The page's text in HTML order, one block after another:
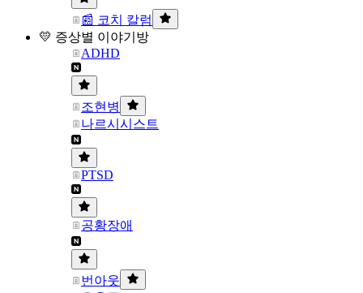
📰 코치 칼럼
💛 증상별 이야기방
ADHD
조현병
나르시시스트
PTSD
공황장애
번아웃